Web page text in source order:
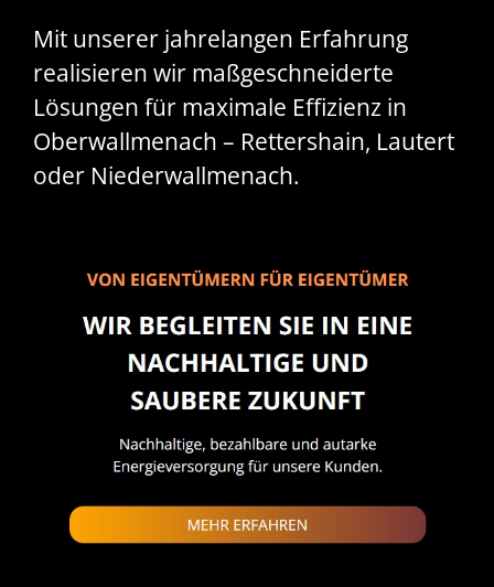
Mit unserer jahrelangen Erfahrung
realisieren wir maßgeschneiderte
Lösungen für maximale Effizienz in
Oberwallmenach – Rettershain, Lautert
oder Niederwallmenach.